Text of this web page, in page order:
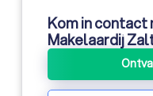
Kom in
Makelaardij